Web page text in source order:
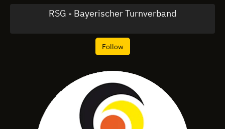
RSG - Bayerischer Turnverband
Follow